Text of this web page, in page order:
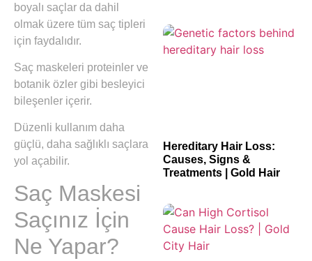
boyalı saçlar da dahil
olmak üzere tüm saç tipleri
için faydalıdır.
Saç maskeleri proteinler ve
botanik özler gibi besleyici
bileşenler içerir.
Düzenli kullanım daha
güçlü, daha sağlıklı saçlara
yol açabilir.
Saç Maskesi
Saçınız İçin
Ne Yapar?
Hereditary Hair Loss:
Causes, Signs &
Treatments | Gold Hair